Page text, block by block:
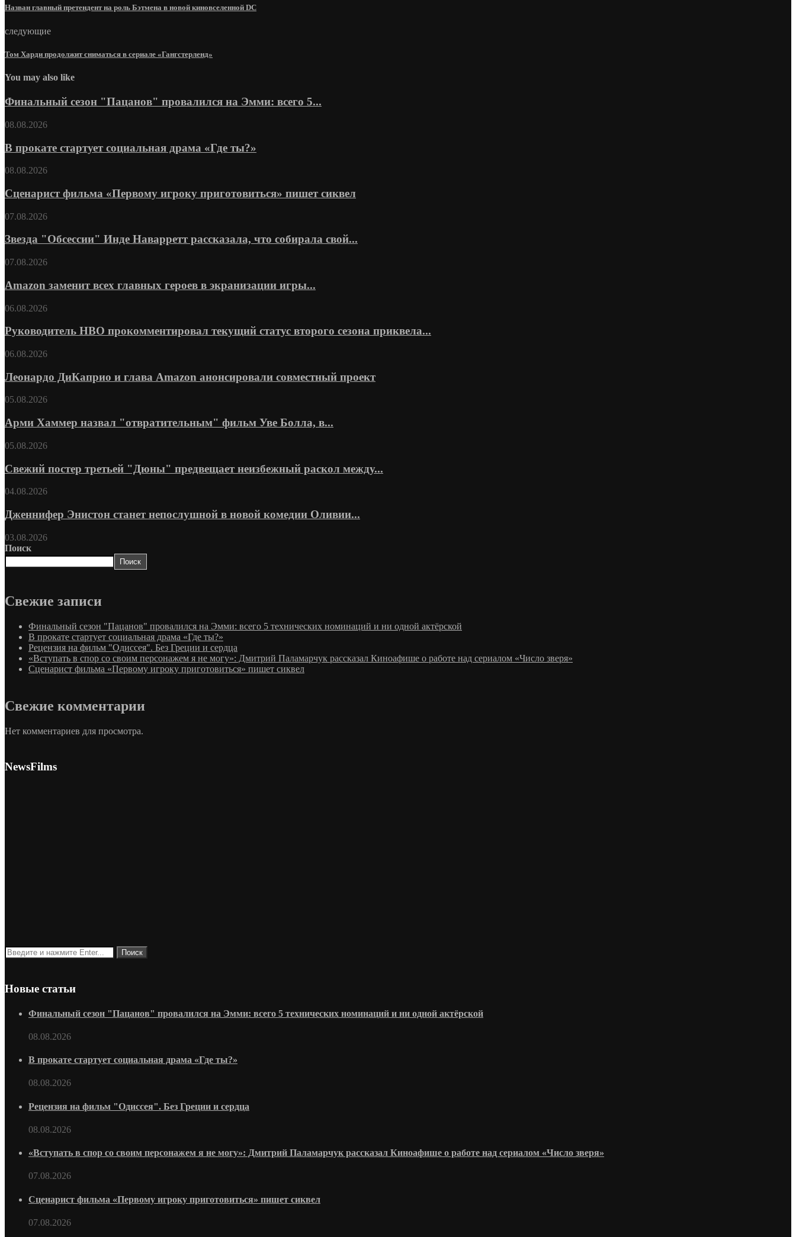
Назван главный претендент на роль Бэтмена в новой киновселенной DC
следующие
Том Харди продолжит сниматься в сериале «Гангстерленд»
You may also like
Финальный сезон "Пацанов" провалился на Эмми: всего 5...
08.08.2026
В прокате стартует социальная драма «Где ты?»
08.08.2026
Сценарист фильма «Первому игроку приготовиться» пишет сиквел
07.08.2026
Звезда "Обсессии" Инде Наварретт рассказала, что собирала свой...
07.08.2026
Amazon заменит всех главных героев в экранизации игры...
06.08.2026
Руководитель HBO прокомментировал текущий статус второго сезона приквела...
06.08.2026
Леонардо ДиКаприо и глава Amazon анонсировали совместный проект
05.08.2026
Арми Хаммер назвал "отвратительным" фильм Уве Болла, в...
05.08.2026
Свежий постер третьей "Дюны" предвещает неизбежный раскол между...
04.08.2026
Дженнифер Энистон станет непослушной в новой комедии Оливии...
03.08.2026
Поиск
Поиск
Свежие записи
Финальный сезон "Пацанов" провалился на Эмми: всего 5 технических номинаций и ни одной актёрской
В прокате стартует социальная драма «Где ты?»
Рецензия на фильм "Одиссея". Без Греции и сердца
«Вступать в спор со своим персонажем я не могу»: Дмитрий Паламарчук рассказал Киноафише о работе над сериалом «Число зверя»
Сценарист фильма «Первому игроку приготовиться» пишет сиквел
Свежие комментарии
Нет комментариев для просмотра.
NewsFilms
Новые статьи
Финальный сезон "Пацанов" провалился на Эмми: всего 5 технических номинаций и ни одной актёрской
08.08.2026
В прокате стартует социальная драма «Где ты?»
08.08.2026
Рецензия на фильм "Одиссея". Без Греции и сердца
08.08.2026
«Вступать в спор со своим персонажем я не могу»: Дмитрий Паламарчук рассказал Киноафише о работе над сериалом «Число зверя»
07.08.2026
Сценарист фильма «Первому игроку приготовиться» пишет сиквел
07.08.2026